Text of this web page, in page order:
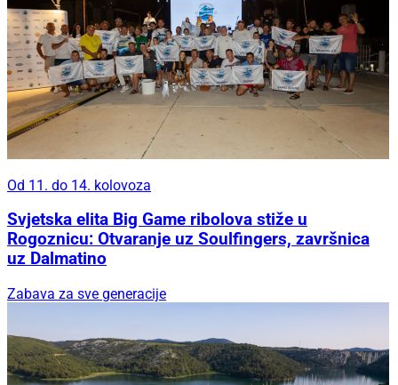
Od 11. do 14. kolovoza
Svjetska elita Big Game ribolova stiže u
Rogoznicu: Otvaranje uz Soulfingers, završnica
uz Dalmatino
Zabava za sve generacije